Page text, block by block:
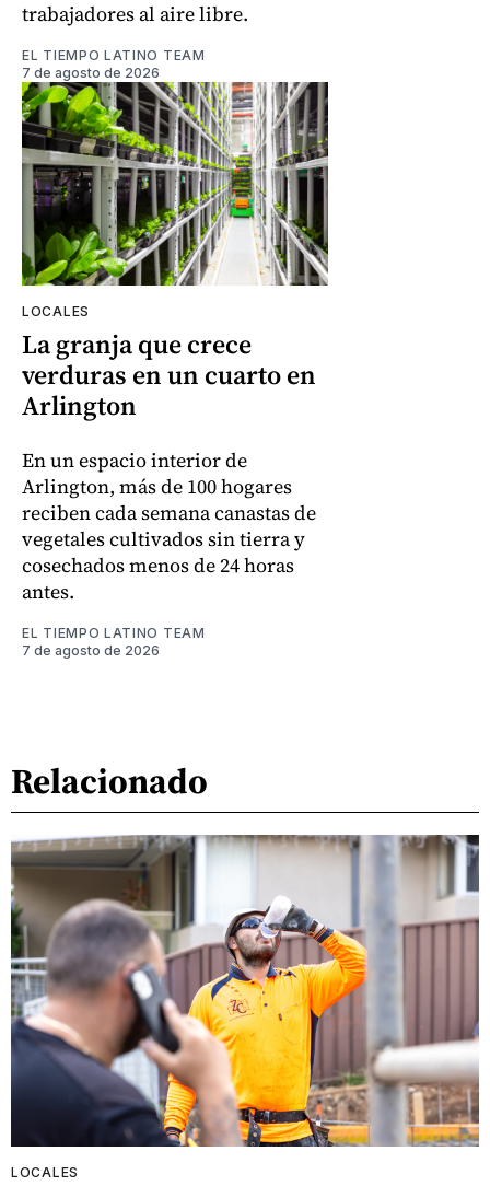
trabajadores al aire libre.
EL TIEMPO LATINO TEAM
7 de agosto de 2026
LOCALES
La granja que crece
verduras en un cuarto en
Arlington
En un espacio interior de
Arlington, más de 100 hogares
reciben cada semana canastas de
vegetales cultivados sin tierra y
cosechados menos de 24 horas
antes.
EL TIEMPO LATINO TEAM
7 de agosto de 2026
Relacionado
LOCALES